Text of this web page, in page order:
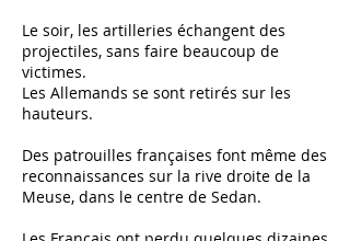
Le soir, les artilleries échangent des
projectiles, sans faire beaucoup de
victimes.
Les Allemands se sont retirés sur les
hauteurs.
Des patrouilles françaises font même des
reconnaissances sur la rive droite de la
Meuse, dans le centre de Sedan.